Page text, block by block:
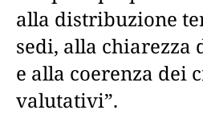
alla distribuzione
sedi, alla
e alla coerenza dei
valutativi”.